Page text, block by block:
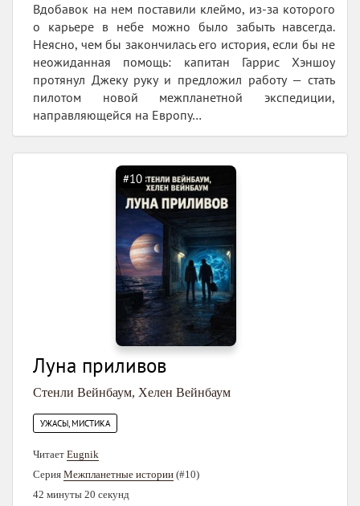
Вдобавок на нем поставили клеймо, из‑за которого
о карьере в небе можно было забыть навсегда.
Неясно, чем бы закончилась его история, если бы не
неожиданная помощь: капитан Гаррис Хэншоу
протянул Джеку руку и предложил работу — стать
пилотом новой межпланетной экспедиции,
направляющейся на Европу…
#10
Луна приливов
Стенли Вейнбаум, Хелен Вейнбаум
УЖАСЫ, МИСТИКА
Читает Eugnik
Серия Межпланетные истории (#10)
42 минуты 20 секунд